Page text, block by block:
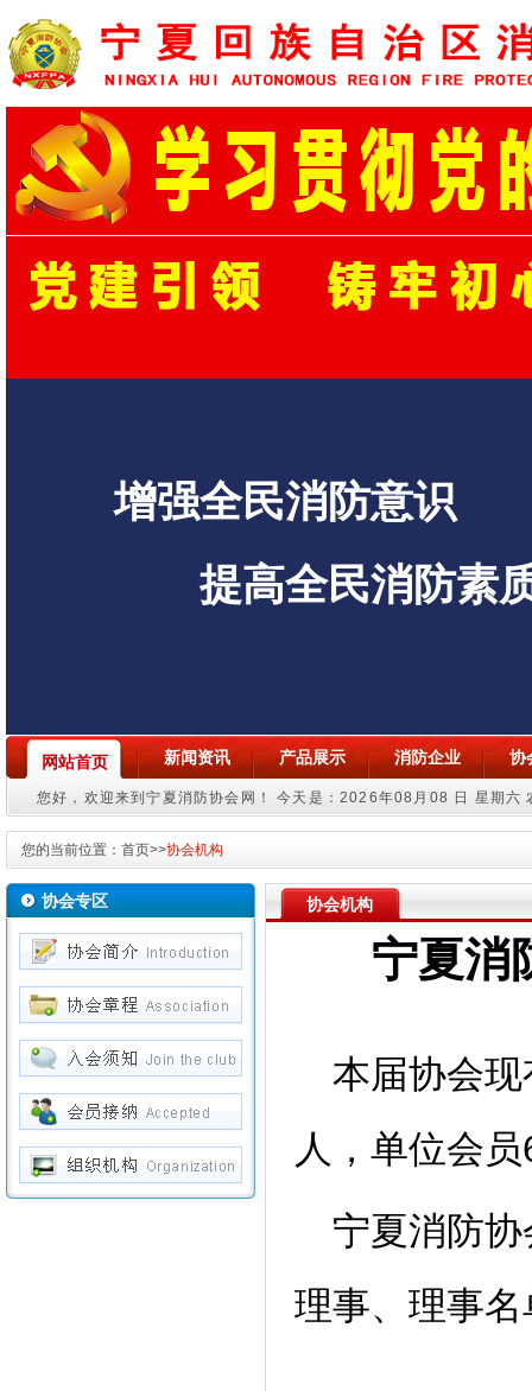
增强全民消防意识
提高全民消防素
网站首页 新闻资讯 产品展示 消防企业 协
您好，欢迎来到宁夏消防协会网！今天是：2026年08月08 日 星期六
您的当前位置： 首页>>协会机构
协会专区 协会机构
宁夏消
本届协会
人，单位会
宁夏消防
理事、理事名